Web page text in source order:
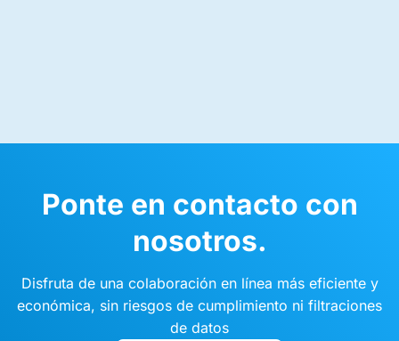
Ponte en contacto con
nosotros.
Disfruta de una colaboración en línea más eficiente y
económica, sin riesgos de cumplimiento ni filtraciones
de datos